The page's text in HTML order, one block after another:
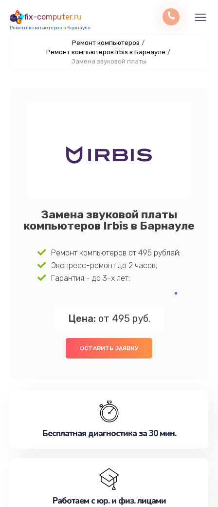
fix-computer.ru
Ремонт компьютеров в Барнауле
Ремонт компьютеров /
Ремонт компьютеров Irbis в Барнауле /
Замена звуковой платы
Замена звуковой платы
компьютеров Irbis в Барнауле
Ремонт компьютеров от 495 рублей;
Экспресс-ремонт до 2 часов;
Гарантия - до 3-х лет;
Цена: от 495 руб.
ОСТАВИТЬ ЗАЯВКУ
Бесплатная диагностика за 30 мин.
Работаем с юр. и физ. лицами